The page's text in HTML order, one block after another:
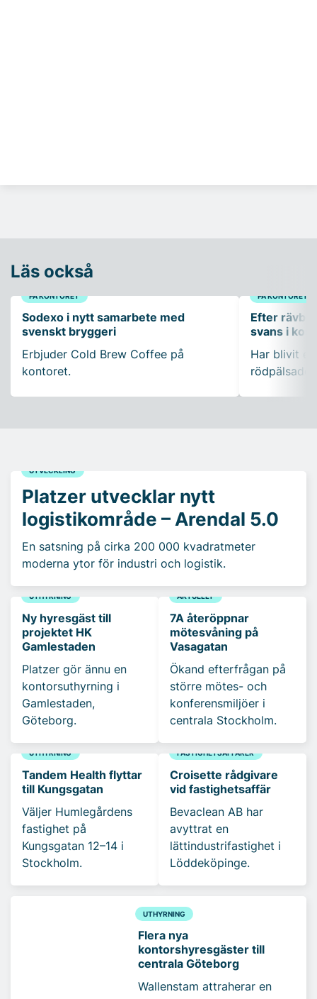
Läs också
PÅ KONTORET
Sodexo i nytt samarbete med
svenskt bryggeri
Erbjuder Cold Brew Coffee på
kontoret.
PÅ KONTORET
Efter
svans i
Har blivit
rödpälsade
UTVECKLING
Platzer utvecklar nytt
logistikområde – Arendal 5.0
En satsning på cirka 200 000 kvadratmeter
moderna ytor för industri och logistik.
UTHYRNING
Ny hyresgäst till
projektet HK
Gamlestaden
Platzer gör ännu en
kontorsuthyrning i
Gamlestaden,
Göteborg.
AKTUELLT
7A återöppnar
mötesvåning på
Vasagatan
Ökand efterfrågan på
större mötes- och
konferensmiljöer i
centrala Stockholm.
UTHYRNING
Tandem Health flyttar
till Kungsgatan
Väljer Humlegårdens
fastighet på
Kungsgatan 12–14 i
Stockholm.
FASTIGHETSAFFÄRER
Croisette rådgivare
vid fastighetsaffär
Bevaclean AB har
avyttrat en
lättindustrifastighet i
Löddeköpinge.
UTHYRNING
Flera nya
kontorshyresgäster till
centrala Göteborg
Wallenstam attraherar en